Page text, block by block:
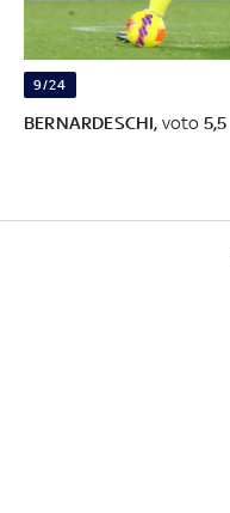
9/24
BERNARDESCHI, voto 5,5